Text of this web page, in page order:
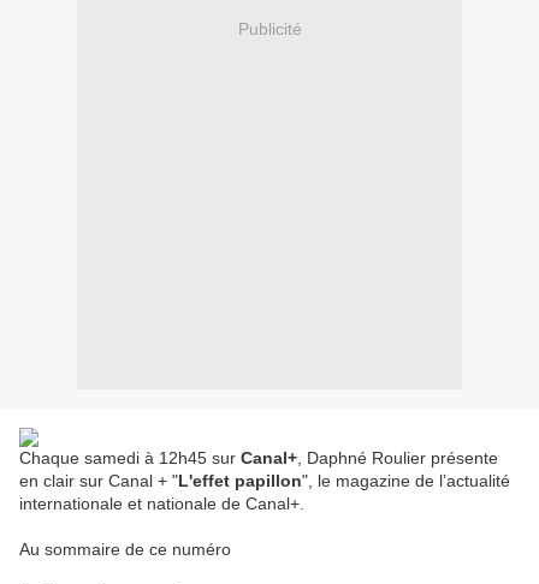
Publicité
Chaque samedi à 12h45 sur Canal+ , Daphné Roulier présente
en clair sur Canal + "L'effet papillon", le magazine de l’actualité
internationale et nationale de Canal+.
Au sommaire de ce numéro